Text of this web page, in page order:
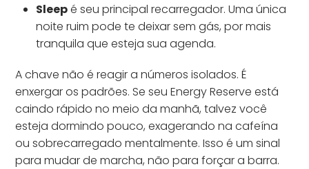
Sleepé seu principal recarregador. Uma única
noite ruim pode te deixar sem gás, por mais
tranquila que esteja sua agenda.
A chave não é reagir a números isolados. É
enxergar os padrões. Se seu Energy Reserve está
caindo rápido no meio da manhã, talvez você
esteja dormindo pouco, exagerando na cafeína
ou sobrecarregado mentalmente. Isso é um sinal
para mudar de marcha, não para forçar a barra.